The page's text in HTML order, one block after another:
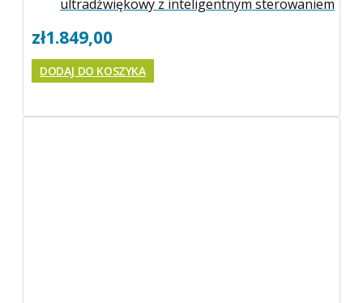
ultradźwiękowy z inteligentnym sterowaniem
zł1.849,00
DODAJ DO KOSZYKA